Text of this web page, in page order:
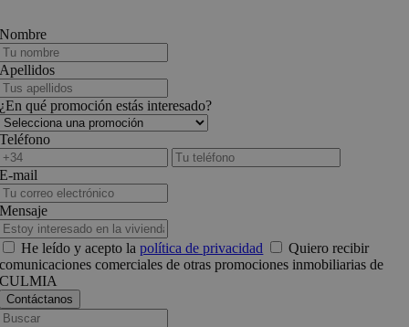
Nombre
Apellidos
¿En qué promoción estás interesado?
Teléfono
E-mail
Mensaje
He leído y acepto lapolítica de privacidad
Quiero recibir
comunicaciones comerciales de otras promociones inmobiliarias de
CULMIA